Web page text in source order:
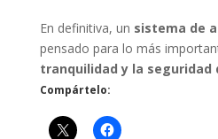
En definitiva, un sistema de
pensado para lo más
tranquilidad y la seguridad
Compártelo: